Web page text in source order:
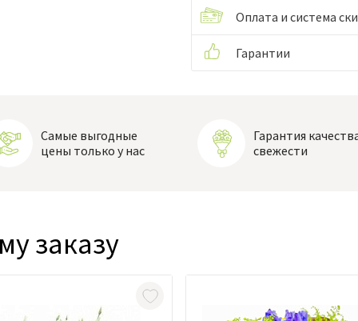
Оплата и система
Гарантии
Самые выгодные
цены только у нас
Гарантия
свежести
заказу